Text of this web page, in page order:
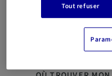
COMMENT
Tout refuser